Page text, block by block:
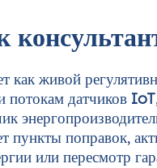
как живой
потокам датчиков IoT
пункты поправок,
или пересмотр